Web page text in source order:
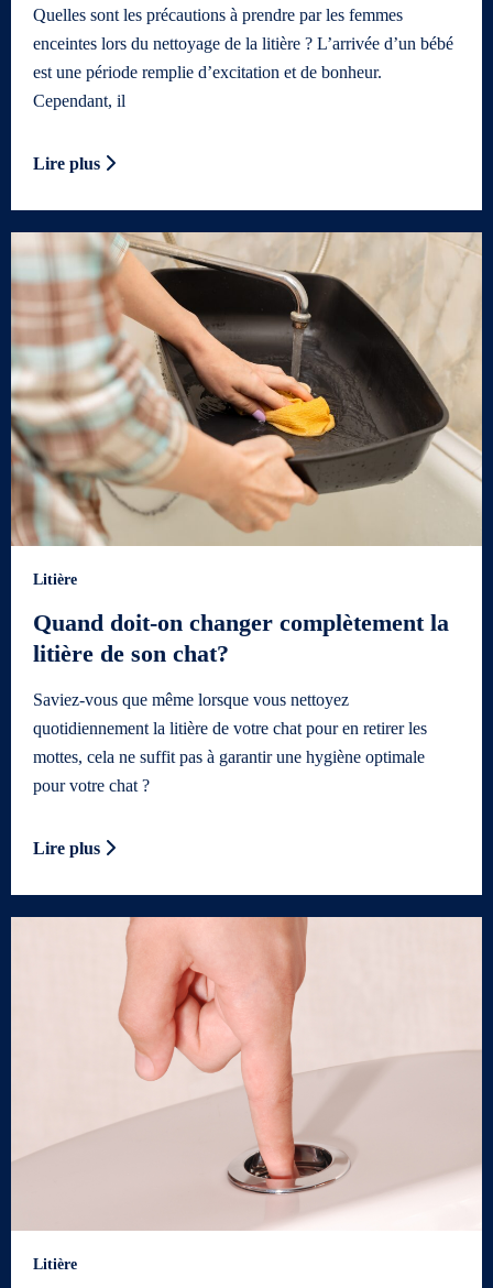
Quelles sont les précautions à prendre par les femmes
enceintes lors du nettoyage de la litière ? L’arrivée d’un bébé
est une période remplie d’excitation et de bonheur.
Cependant, il
Lire plus
Litière
Quand doit-on changer complètement la
litière de son chat?
Saviez-vous que même lorsque vous nettoyez
quotidiennement la litière de votre chat pour en retirer les
mottes, cela ne suffit pas à garantir une hygiène optimale
pour votre chat ?
Lire plus
Litière